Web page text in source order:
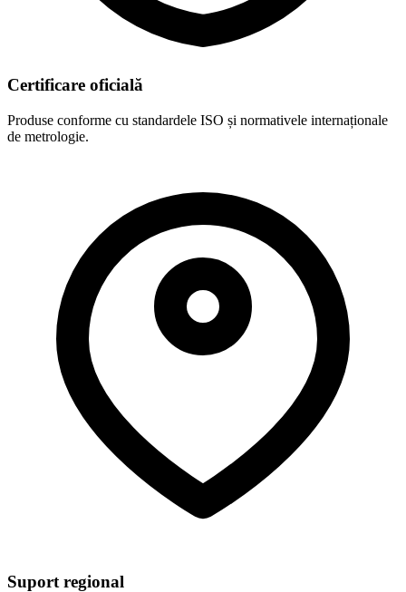
Certificare oficială
Produse conforme cu standardele ISO și normativele internaționale
de metrologie.
Suport regional